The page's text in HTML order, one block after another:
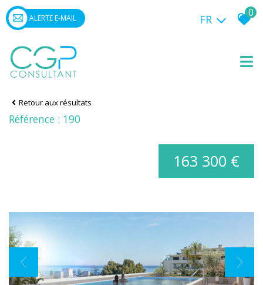
ALERTE E-MAIL FR 0
Retour aux résultats
Référence : 190
163 300 €